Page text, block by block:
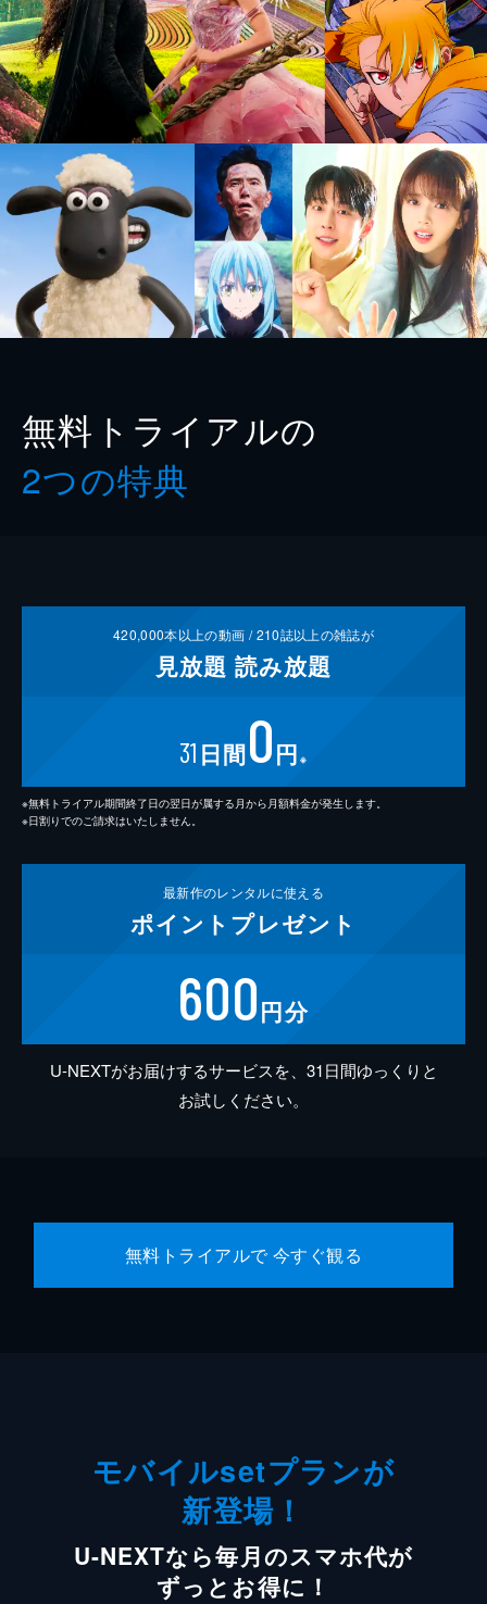
無料トライアルの
2つの特典
420,000本以上の動画 /210誌以上の雑誌が
見放題 読み放題
31 日間0円 ※
※無料トライアル期間終了日の翌日が属する月から月額料金が発生します。
※日割りでのご請求はいたしません。
最新作のレンタルに使える
ポイント プレゼント
600円分
U-NEXTがお届けするサービスを、31日間ゆっくりと
お試しください。
無料トライアルで 今すぐ観る
モバイルsetプランが
新登場！
U-NEXTなら毎月のスマホ代が
ずっとお得に！